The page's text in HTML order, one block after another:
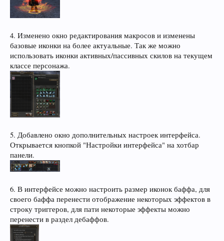
4. Изменено окно редактирования макросов и изменены
базовые иконки на более актуальные. Так же можно
использовать иконки активных/пассивных скилов на текущем
классе персонажа.
5. Добавлено окно дополнительных настроек интерфейса.
Открывается кнопкой "Настройки интерфейса" на хотбар
панели.
6. В интерфейсе можно настроить размер иконок баффа, для
своего баффа перенести отображение некоторых эффектов в
строку триггеров, для пати некоторые эффекты можно
перенести в раздел дебаффов.